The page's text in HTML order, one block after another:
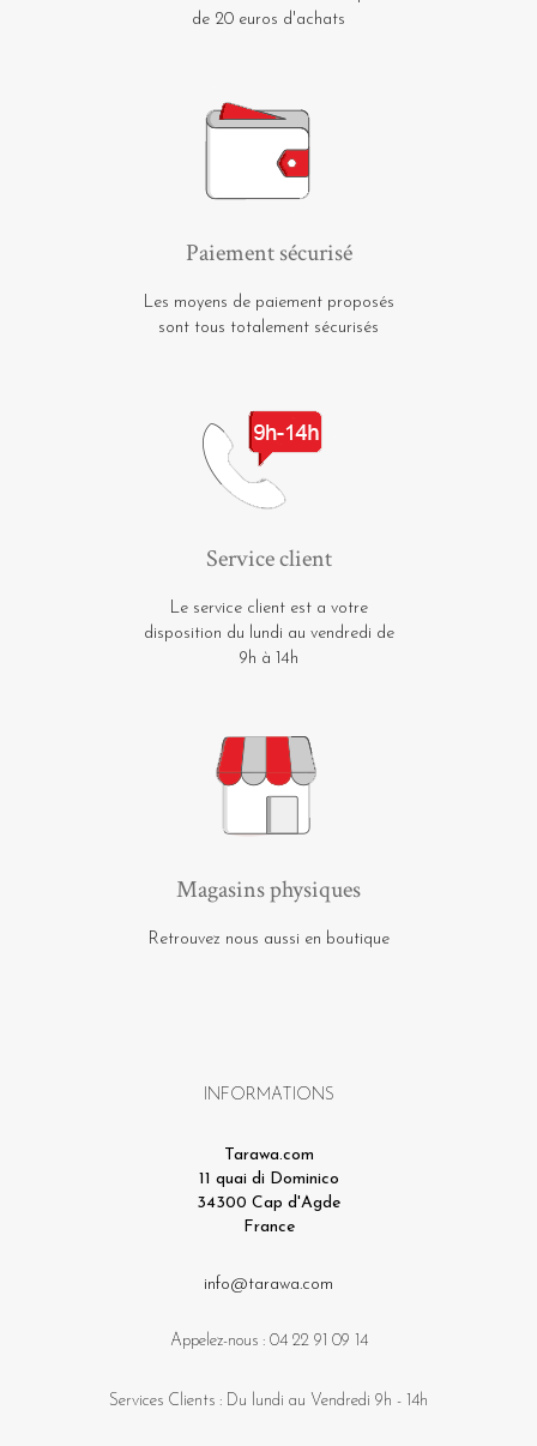
de 20 euros d'achats
Paiement sécurisé
Les moyens de paiement proposés
sont tous totalement sécurisés
Service client
Le service client est a votre
disposition du lundi au vendredi de
9h à 14h
Magasins physiques
Retrouvez nous aussi en boutique
INFORMATIONS
Tarawa.com
11 quai di Dominico
34300 Cap d'Agde
France
info@tarawa.com
Appelez-nous : 04 22 91 09 14
Services Clients : Du lundi au Vendredi 9h - 14h